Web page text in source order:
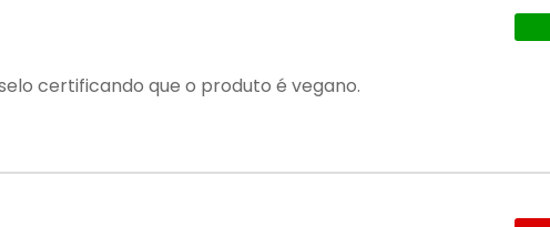
certificando que o produto é vegano.